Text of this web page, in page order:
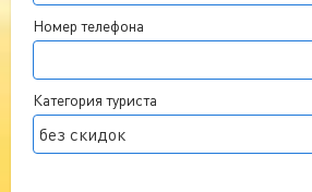
Номер телефона
Категория туриста
без скидок